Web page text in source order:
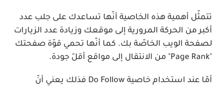
تتمثّل أهمية هذه الخاصية أنّها تساعدك على جلب عدد
أكبر من الحركة المرورية إلى موقعك وزيادة عدد الزيارات
لصفحة الويب الخاصّة بك. كما أنّها تحمي قوّة صفحتك
"Page Rank" من الانتقال إلى مواقع أقلّ جودة.
أمّا عند استخدام خاصية Do Follow فذلك يعني أنّ